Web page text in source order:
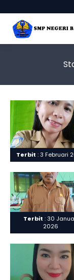
Terbit : 3 Februari
Terbit : 30
2026